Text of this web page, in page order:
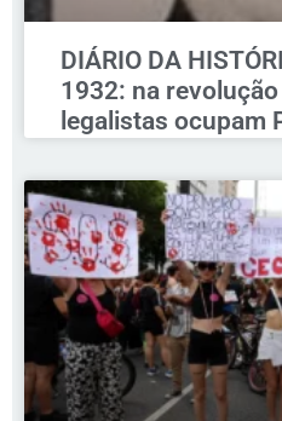
DIÁRIO DA
1932: na
legalistas ocupam